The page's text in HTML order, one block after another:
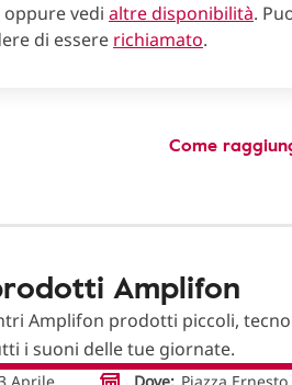
vedi altre disponibilità.
di essere richiamato.
Come
Amplifon
Amplifon prodotti piccoli,
i suoni delle tue giornate.